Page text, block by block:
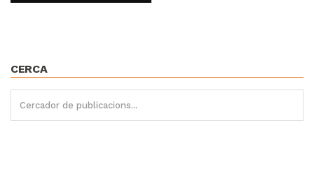
CERCA